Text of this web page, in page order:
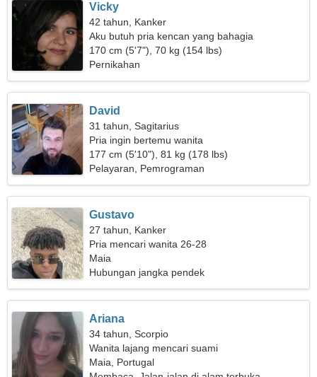
Vicky
42 tahun, Kanker
Aku butuh pria kencan yang bahagia
170 cm (5'7"), 70 kg (154 lbs)
Pernikahan
David
31 tahun, Sagitarius
Pria ingin bertemu wanita
177 cm (5'10"), 81 kg (178 lbs)
Pelayaran, Pemrograman
Gustavo
27 tahun, Kanker
Pria mencari wanita 26-28
Maia
Hubungan jangka pendek
Ariana
34 tahun, Scorpio
Wanita lajang mencari suami
Maia, Portugal